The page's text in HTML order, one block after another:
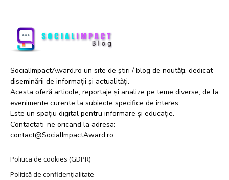
SocialImpactAward.ro un site de știri / blog de noutăți, dedicat
diseminării de informații și actualități.
Acesta oferă articole, reportaje și analize pe teme diverse, de la
evenimente curente la subiecte specifice de interes.
Este un spațiu digital pentru informare și educație.
Contactati-ne oricand la adresa:
contact@SocialImpactAward.ro
Politica de cookies (GDPR)
Politică de confidențialitate